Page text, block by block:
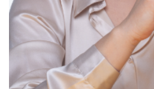
obecnym. Z pewnością obaj
pojawia się w momencie
żaglowca dowodzonego przez
pomiędzy ludźmi i siłami
antagonistą są „siły sztuki”.